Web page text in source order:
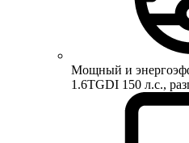
Мощный и
1.6TGDI 150 л.с.,